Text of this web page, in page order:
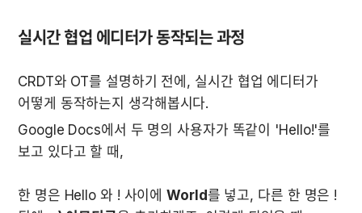
실시간 협업 에디터가 동작되는 과정
CRDT와 OT를 설명하기 전에, 실시간 협업 에디터가
어떻게 동작하는지 생각해봅시다.
Google Docs에서 두 명의 사용자가 똑같이 'Hello!'를
한 명은 Hello 와 ! 사이에 World를 넣고, 다른 한 명은 !